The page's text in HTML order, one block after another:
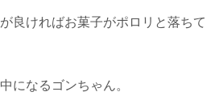
良ければお菓子がポロリと落ちて
になるゴンちゃん。